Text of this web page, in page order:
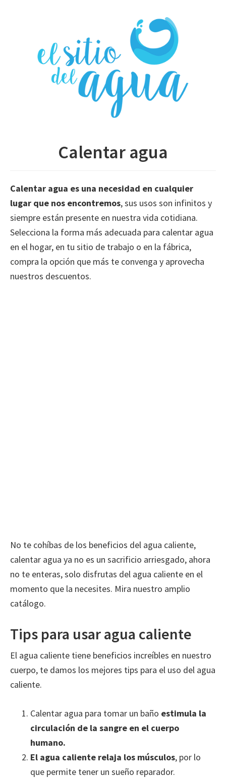
Calentar agua
Calentar agua es una necesidad en cualquier
lugar que nos encontremos, sus usos son infinitos y
siempre están presente en nuestra vida cotidiana.
Selecciona la forma más adecuada para calentar agua
en el hogar, en tu sitio de trabajo o en la fábrica,
compra la opción que más te convenga y aprovecha
nuestros descuentos.
No te cohíbas de los beneficios del agua caliente,
calentar agua ya no es un sacrificio arriesgado, ahora
no te enteras, solo disfrutas del agua caliente en el
momento que la necesites. Mira nuestro amplio
catálogo.
Tips para usar agua caliente
El agua caliente tiene beneficios increíbles en nuestro
cuerpo, te damos los mejores tips para el uso del agua
caliente.
Calentar agua para tomar un baño estimula la
circulación de la sangre en el cuerpo
humano.
El agua caliente relaja los músculos, por lo
que permite tener un sueño reparador.